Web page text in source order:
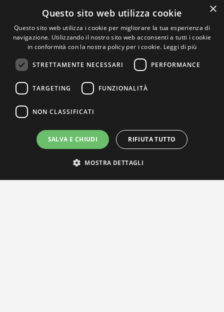
×
Questo sito web utilizza cookie
Questo sito web utilizza i cookie per migliorare la tua esperienza di
navigazione. Utilizzando il nostro sito web acconsenti a tutti i cookie
in conformità con la nostra policy per i cookie. Leggi di più
STRETTAMENTE NECESSARI PERFORMANCE
TARGETING FUNZIONALITÀ
NON CLASSIFICATI
SALVA E CHIUDI RIFIUTA TUTTO
MOSTRA DETTAGLI